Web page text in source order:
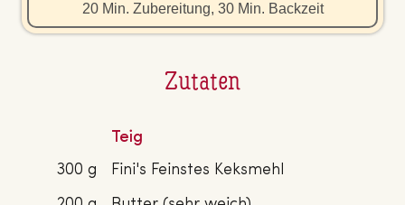
20 Min. Zubereitung, 30 Min. Backzeit
Zutaten
Teig
300 g
Fini's Feinstes Keksmehl